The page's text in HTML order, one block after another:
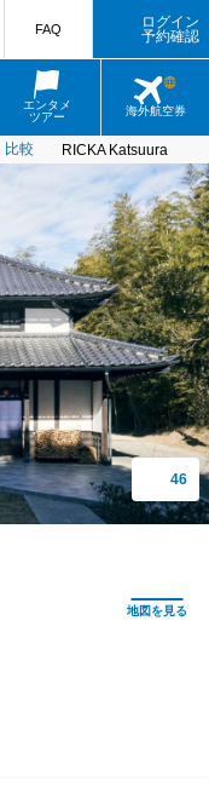
エンタメ
ツアー
海外航空券
FAQ
ログイン
予約確認
比較 RICKA Katsuura